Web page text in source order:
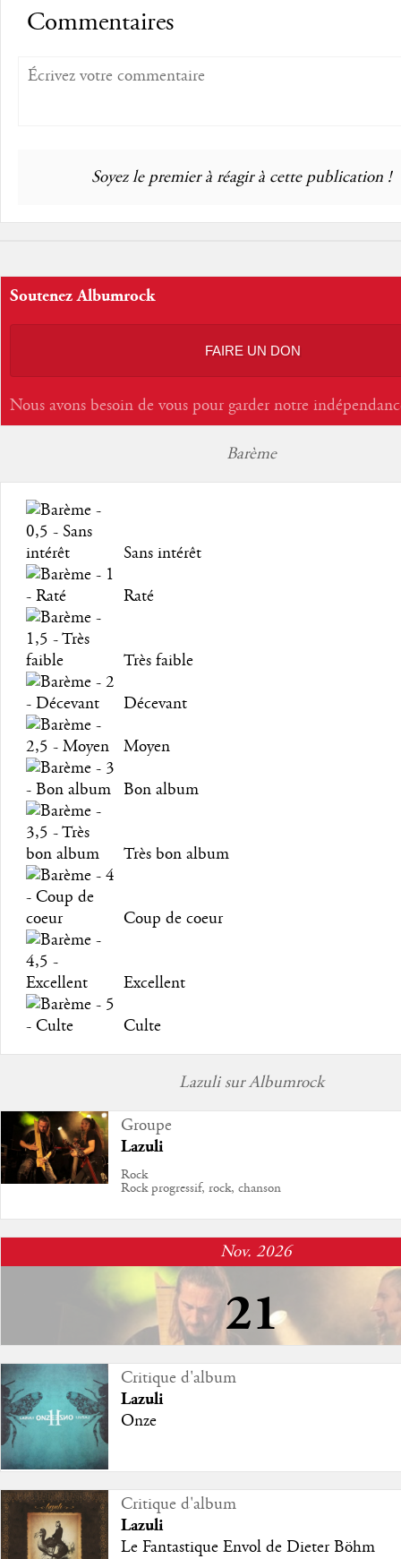
Commentaires
Soyez le premier à réagir à cette publication !
Soutenez Albumrock
FAIRE UN DON
Nous avons besoin de vous pour garder notre
Barème
Sans intérêt
Raté
Très faible
Décevant
Moyen
Bon album
Très bon album
Coup de coeur
Excellent
Culte
Lazuli sur Albumrock
Groupe
Lazuli
Rock
Rock progressif, rock, chanson
Nov. 2026
21
Agenda concert
Lazuli
Critique d'album
Lazuli
Onze
Critique d'album
Lazuli
Le Fantastique Envol de Dieter Böhm